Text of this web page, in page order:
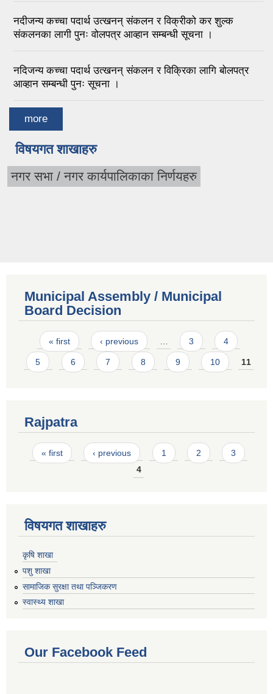
नदीजन्य कच्चा पदार्थ उत्खनन् संकलन र विक्रीको कर शुल्क
संकलनका लागी पुनः वोलपत्र आव्हान सम्बन्धी सूचना ।
नदिजन्य कच्चा पदार्थ उत्खनन् संकलन र विक्रिका लागि बोलपत्र
आव्हान सम्बन्धी पुनः सूचना ।
more
विषयगत शाखाहरु
नगर सभा / नगर कार्यपालिकाका निर्णयहरु
Municipal Assembly / Municipal
Board Decision
Pages
« first ‹ previous 3 4
5 6 7 8 9 10 11
Rajpatra
Pages
« first ‹ previous 1 2
3
4
विषयगत शाखाहरु
कृषि शाखा
पशु शाखा
सामाजिक सुरक्षा तथा पञ्जिकरण
स्वास्थ्य शाखा
Our Facebook Feed